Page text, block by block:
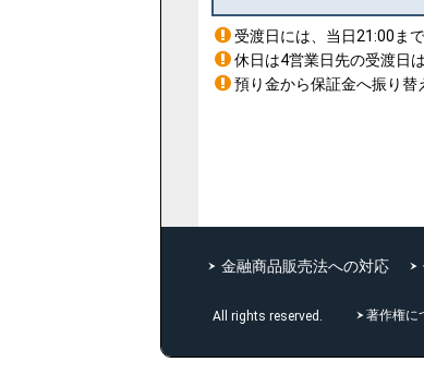
受渡日には、当日21:00ま
休日は4営業日先の受渡日
預り金から保証金へ振り替
金融商品販売法への対応
All rights reserved. 著作権に